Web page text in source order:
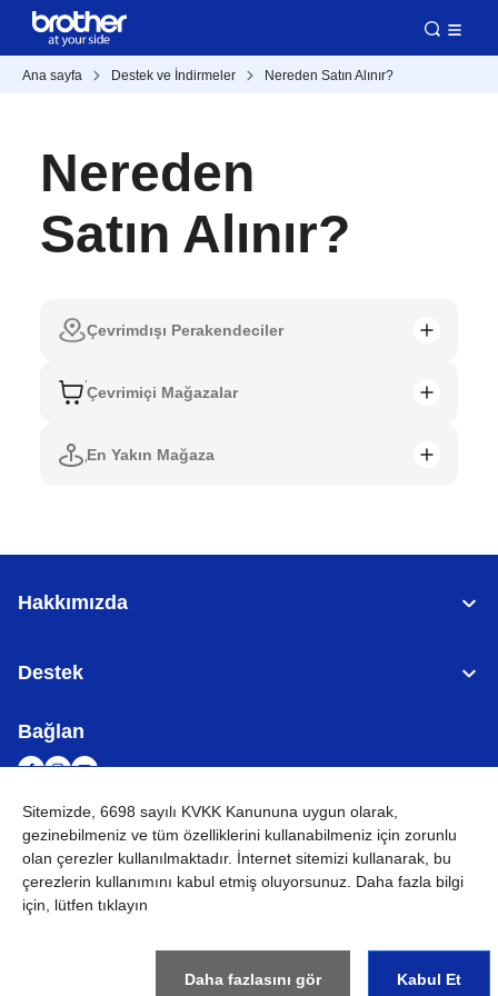
Ana sayfa Destek ve İndirmeler Nereden Satın Alınır?
Nereden
Satın Alınır?
Çevrimdışı Perakendeciler
Çevrimiçi Mağazalar
En Yakın Mağaza
Hakkımızda
Destek
Bağlan
TÜRKİYE
KVKK Site haritası Küresel Siteye Git
Sitemizde, 6698 sayılı KVKK Kanununa uygun olarak,
gezinebilmeniz ve tüm özelliklerini kullanabilmeniz için zorunlu
olan çerezler kullanılmaktadır. İnternet sitemizi kullanarak, bu
çerezlerin kullanımını kabul etmiş oluyorsunuz. Daha fazla bilgi
için, lütfen tıklayın
Daha fazlasını gör Kabul Et